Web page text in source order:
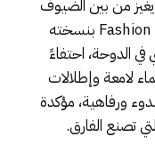
رودريغيز من بين الضيوف
المميزين في حفل Fashion Trust Arabia 2025 بنسخته
الدوحة، احتفاءً
لامعة وإطلالات
ورفاهية، مؤكدة
تصنع الفارق.